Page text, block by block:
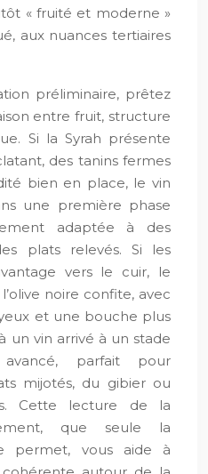
« fruité et moderne »
aux nuances tertiaires
préliminaire, prêtez
entre fruit, structure
Si la Syrah présente
des tanins fermes
bien en place, le vin
une première phase
adaptée à des
plats relevés. Si les
vers le cuir, le
noire confite, avec
et une bouche plus
un vin arrivé à un stade
parfait pour
mijotés, du gibier ou
Cette lecture de la
que seule la
permet, vous aide à